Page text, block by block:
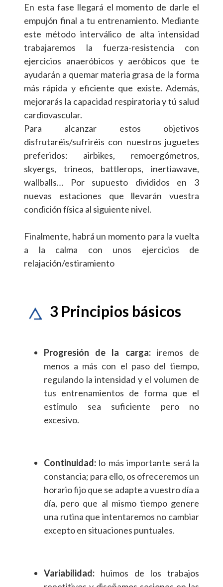
En esta fase llegará el momento de darle el
empujón final a tu entrenamiento. Mediante
este método interválico de alta intensidad
trabajaremos la fuerza-resistencia con
ejercicios anaeróbicos y aeróbicos que te
ayudarán a quemar materia grasa de la forma
más rápida y eficiente que existe. Además,
mejorarás la capacidad respiratoria y tú salud
cardiovascular.
Para alcanzar estos objetivos
disfrutaréis/sufriréis con nuestros juguetes
preferidos: airbikes, remoergómetros,
skyergs, trineos, battlerops, inertiawave,
wallballs… Por supuesto divididos en 3
nuevas estaciones que llevarán vuestra
condición física al siguiente nivel.
Finalmente, habrá un momento para la vuelta
a la calma con unos ejercicios de
relajación/estiramiento
3 Principios básicos
Progresión de la carga:iremos de
menos a más con el paso del tiempo,
regulando la intensidad y el volumen de
tus entrenamientos de forma que el
estímulo sea suficiente pero no
excesivo.
Continuidad: lo más importante será la
constancia; para ello, os ofreceremos un
horario fijo que se adapte a vuestro día a
día, pero que al mismo tiempo genere
una rutina que intentaremos no cambiar
excepto en situaciones puntuales.
Variabilidad: huimos de los trabajos